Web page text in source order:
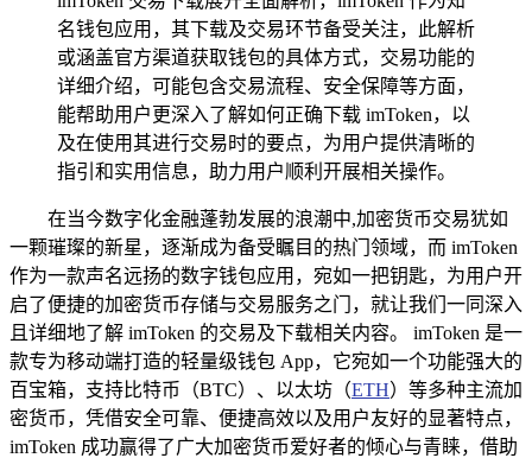
名钱包应用，其下载及交易环节备受关注，此解析
或涵盖官方渠道获取钱包的具体方式，交易功能的
详细介绍，可能包含交易流程、安全保障等方面，
能帮助用户更深入了解如何正确下载 imToken，以
及在使用其进行交易时的要点，为用户提供清晰的
指引和实用信息，助力用户顺利开展相关操作。
在当今数字化金融蓬勃发展的浪潮中,加密货币交易犹如
一颗璀璨的新星，逐渐成为备受瞩目的热门领域，而 imToken
作为一款声名远扬的数字钱包应用，宛如一把钥匙，为用户开
启了便捷的加密货币存储与交易服务之门，就让我们一同深入
且详细地了解 imToken 的交易及下载相关内容。 imToken 是一
款专为移动端打造的轻量级钱包 App，它宛如一个功能强大的
百宝箱，支持比特币（BTC）、以太坊（ETH）等多种主流加
密货币，凭借安全可靠、便捷高效以及用户友好的显著特点，
imToken 成功赢得了广大加密货币爱好者的倾心与青睐，借助